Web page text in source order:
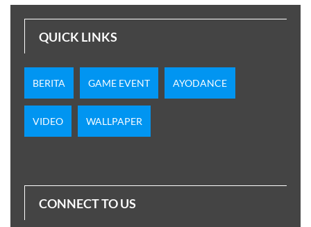
QUICK LINKS
BERITA GAME EVENT AYODANCE
VIDEO WALLPAPER
CONNECT TO US